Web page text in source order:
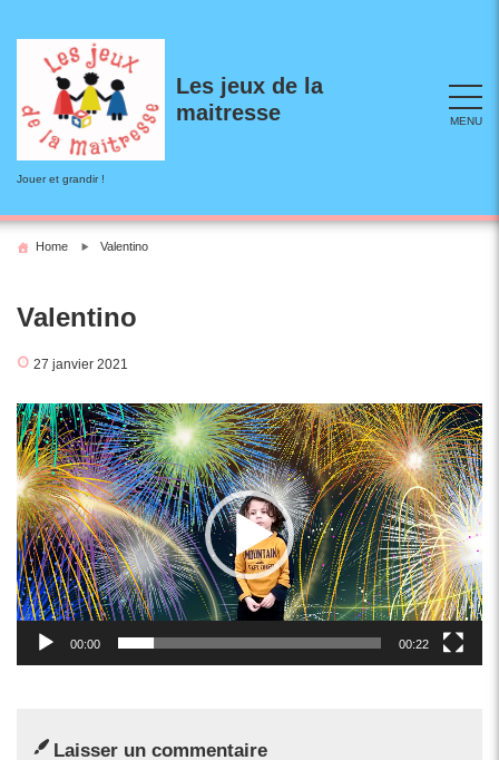
content
Les jeux de la
maitresse
Jouer et grandir !
MENU
Home Valentino
Valentino
27 janvier 2021
Lecteur
vidéo
00:00 00:22
Laisser un commentaire